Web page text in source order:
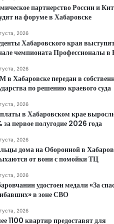
партнерство России и
на форуме в Хабаровске
2026
Хабаровского края
чемпионата Профессионалы в
2026
в Хабаровске передан в
по решению краевого суда
2026
в Хабаровском крае
за первое полугодие 2026 года
2026
дома на Оборонной в
от вони с помойки ТЦ
2026
удостоен медали «За
в зоне СВО
2026
1100 квартир предоставят для